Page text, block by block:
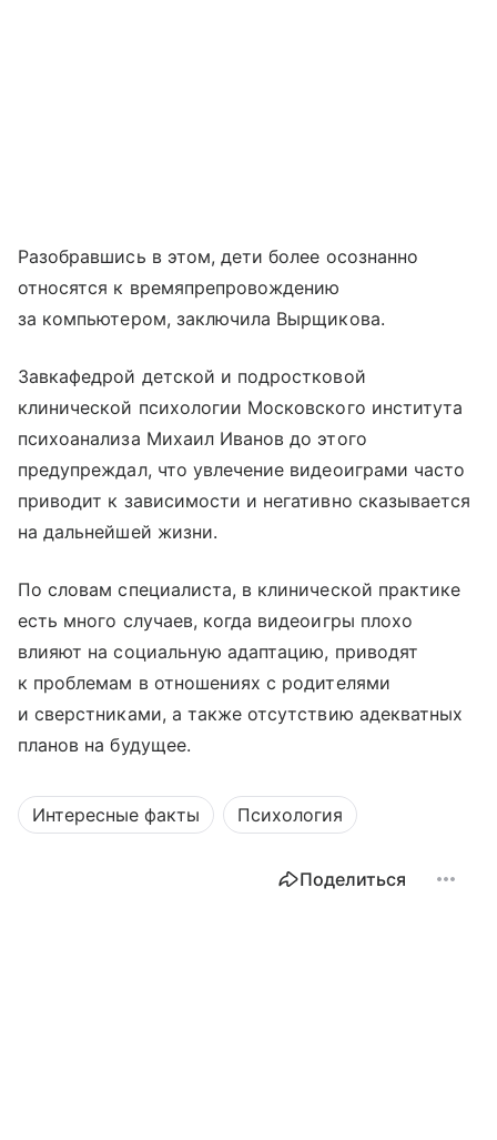
Разобравшись в этом, дети более осознанно
относятся к времяпрепровождению
за компьютером, заключила Вырщикова.
Завкафедрой детской и подростковой
клинической психологии Московского института
психоанализа Михаил Иванов до этого
предупреждал, что увлечение видеоиграми часто
приводит к зависимости и негативно сказывается
на дальнейшей жизни.
По словам специалиста, в клинической практике
есть много случаев, когда видеоигры плохо
влияют на социальную адаптацию, приводят
к проблемам в отношениях с родителями
и сверстниками, а также отсутствию адекватных
планов на будущее.
Интересные факты Психология
Поделиться